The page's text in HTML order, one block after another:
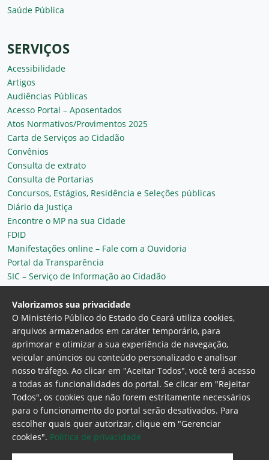
Saúde Pública
SERVIÇOS
Acessibilidade
Artigos
Audiências Públicas
Acesso Portal – Aposentados
Atos Normativos/Provimentos 2025
Carta de Serviços ao Cidadão
Convênios
Consulta de extrato
Consulta de Portarias
Concursos, Estágios, Residência e Seleções públicas
Diário da Justiça
Encontre o MP na sua Cidade
FDID
Manifestações online – Fale com a Ouvidoria
Portal da Transparência
SIC – Serviço de Informação ao Cidadão
Plantão MP do Ceará
Secretaria Geral
Ministério Público do Estado do Ceará
Procuradoria Geral de Justiça Av. Gen. Afonso
Albuquerque Lima, 130 - Cambeba - CEP:
60.822-325 - Fortaleza, Ceará. Brasil
Valorizamos sua privacidade
O Ministério Público do Estado do Ceará utiliza cookies,
arquivos armazenados em caráter temporário, para
aprimorar e otimizar a sua experiência de navegação,
veicular anúncios ou conteúdo personalizado e analisar
nosso tráfego. Ao clicar em "Aceitar Todos", você terá acesso
a todas as funcionalidades do portal. Se clicar em "Rejeitar
Todos", os cookies que não forem estritamente necessários
para o funcionamento do portal serão desativados. Para
escolher quais quer autorizar, clique em "Gerenciar
cookies". Politica de privacidade